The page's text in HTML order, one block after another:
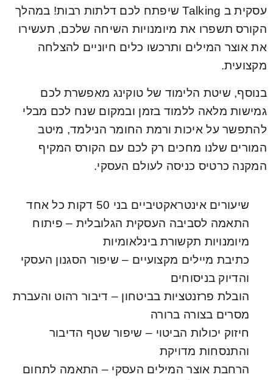
עסקית ב Talking שיפתח לכם דלתות רבות! במהלך
הקורס תשפרו את מיומנויות השיחה שלכם, תעשירו
את אוצר המילים ותרכשו כלים חיוניים להצלחה
מקצועית.
בנוסף, שיטת הלימוד של טוקינג מאפשרת לכם
גמישות מלאה ללמוד בזמן ובמקום שנח לכם מבלי
להתפשר על איכות ורמת החומר הנילמד, מיטב
המורים שלנו מחכים רק לכם עם הקורס המקיף
המקנה כרטיס כניסה לעולם העסקי.
שיעורים אינטראקטיביים בני 50 דקות כל אחד
התאמה לסביבה העסקית הגלובלית – פיתוח
מיומנויות תקשורת בינלאומיות
כתיבת מיילים מקצועיים – שיפור הסגנון העסקי
והדיוק בניסוחים
הובלת פרזנטציות בביטחון – דיבור רהוט והעברת
מסרים בצורה ברורה
חיזוק יכולות הביטוי – שיפור שטף הדיבור
והתנסחות מדויקת
הרחבת אוצר המילים העסקי – התאמה לתחום